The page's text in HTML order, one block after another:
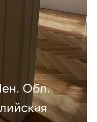
Обл.